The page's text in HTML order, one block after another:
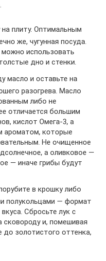
плиту. Оптимальным
же, чугунная посуда.
использовать
дно и стенки.
масло и оставьте на
разогрева. Масло
либо не
отличается большим
кислот Омега-3, а
ароматом, которые
Не очищенное
а оливковое —
— иначе грибы будут
в крошку либо
полукольцами — формат
Сбросьте лук с
сковороду и, помешивая
до золотистого оттенка,